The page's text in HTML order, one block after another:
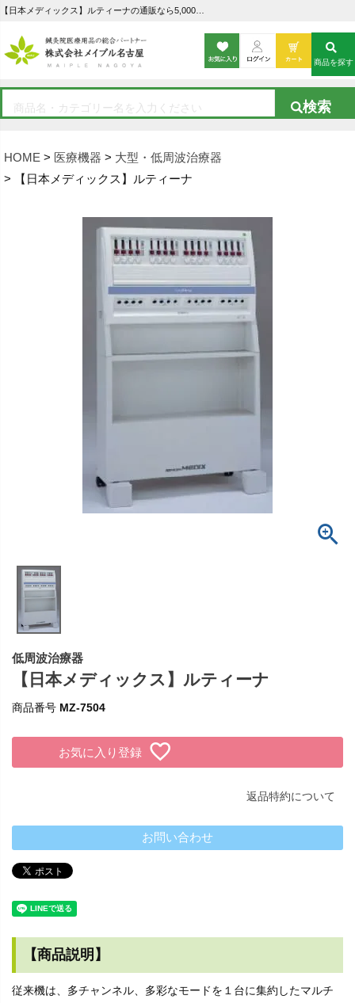
HOME 医療機器
大型・低周波治療器
【日本メディックス】ルティーナ
商品を探す
低周波治療器
【日本メディックス】ルティーナ
商品番号 MZ-7504
お気に入り登録
返品特約について
お問い合わせ
【商品説明】
従来機は、多チャンネル、多彩なモードを１台に集約したマルチ